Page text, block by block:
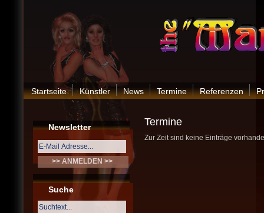
Startseite Künstler News Termine Referenzen
Newsletter
Suche
Termine
Zur Zeit sind keine Einträge